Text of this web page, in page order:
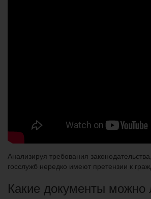
Анализируя требования
госслужб нередко имеют претензии к
Какие документы можно